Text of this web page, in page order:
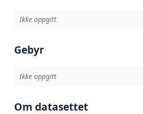
Ikke oppgitt
Gebyr
Ikke oppgitt
Om datasettet